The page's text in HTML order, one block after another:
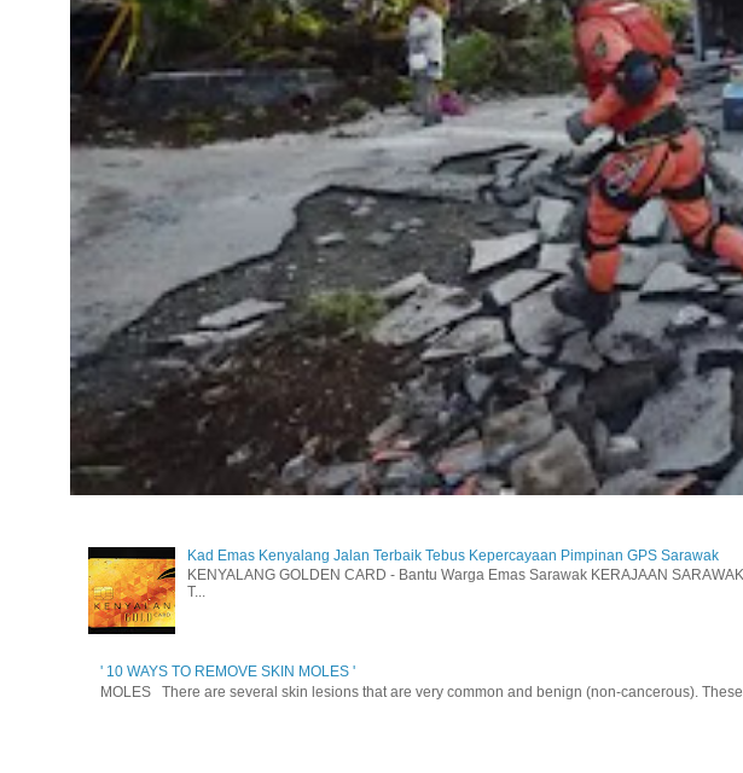
Kad Emas Kenyalang Jalan Terbaik Tebus Kepercayaan Pimpinan GPS Sarawak
KENYALANG GOLDEN CARD - Bantu Warga Emas Sarawak KERAJAAN
T...
' 10 WAYS TO REMOVE SKIN MOLES '
MOLES There are several skin lesions that are very common and benign (non-cancerous). These